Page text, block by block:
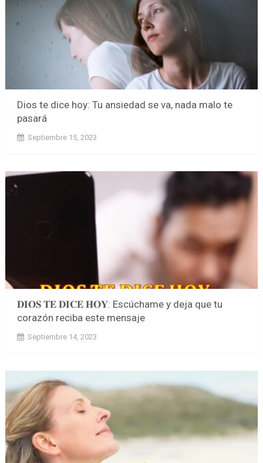
Dios te dice hoy: Tu ansiedad se va, nada malo te
pasará
Septiembre 15, 2023
𝐃𝐈𝐎𝐒 𝐓𝐄 𝐃𝐈𝐂𝐄 𝐇𝐎𝐘: Escúchame y deja que tu
corazón reciba este mensaje
Septiembre 14, 2023